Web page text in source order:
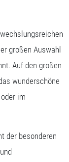
großen Auswahl
Auf den großen
wunderschöne
im
der besonderen